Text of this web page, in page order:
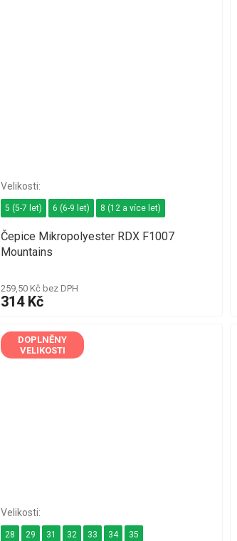
Čepice Mikropolyester RDX F1007
Mountains
259,50 Kč bez DPH
314 Kč
5 (5-7 let) 6 (6-9 let) 8 (12 a více let)
DOPLNĚNY
VELIKOSTI
28 29 31 32 33 34 35